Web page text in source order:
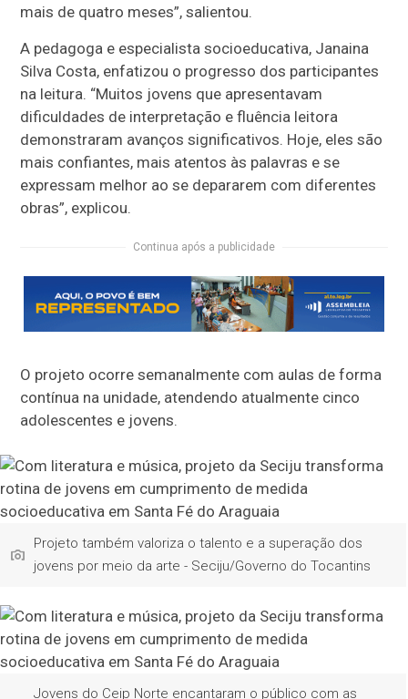
mais de quatro meses”, salientou.
A pedagoga e especialista socioeducativa, Janaina
Silva Costa, enfatizou o progresso dos participantes
na leitura. “Muitos jovens que apresentavam
dificuldades de interpretação e fluência leitora
demonstraram avanços significativos. Hoje, eles são
mais confiantes, mais atentos às palavras e se
expressam melhor ao se depararem com diferentes
obras”, explicou.
Continua após a publicidade
O projeto ocorre semanalmente com aulas de forma
contínua na unidade, atendendo atualmente cinco
adolescentes e jovens.
Projeto também valoriza o talento e a superação dos
jovens por meio da arte - Seciju/Governo do Tocantins
Jovens do Ceip Norte encantaram o público com as